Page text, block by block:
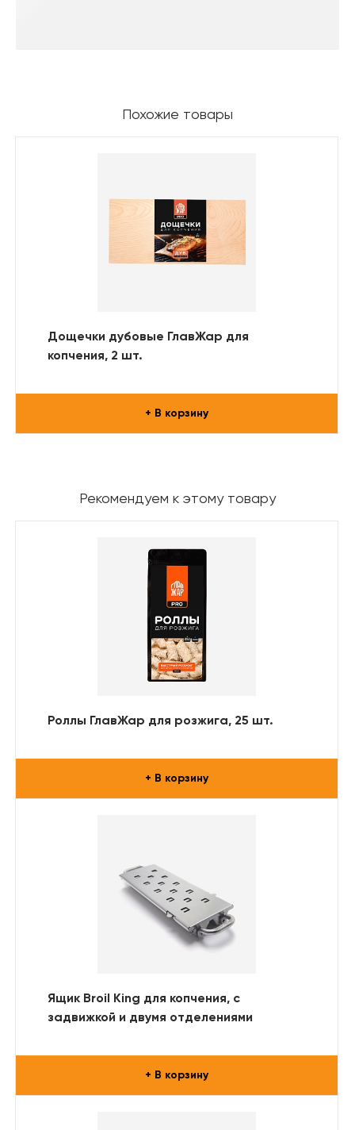
Похожие товары
Дощечки дубовые ГлавЖар для
копчения, 2 шт.
+ В корзину
Рекомендуем к этому товару
Роллы ГлавЖар для розжига, 25 шт.
+ В корзину
Ящик Broil King для копчения, с
задвижкой и двумя отделениями
+ В корзину